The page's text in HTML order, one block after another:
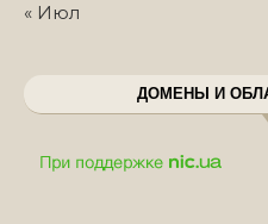
« Июл
ДОМЕНЫ И